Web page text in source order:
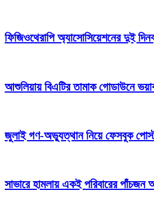
ফিজিওথেরাপি অ্যাসোসিয়েশনের দুই
আশুলিয়ায় বিএটির তামাক গোডাউনে
জুলাই গণ-অভ্যুত্থান নিয়ে ফেসবুক পোস্ট,
সাভারে হামলায় একই পরিবারের